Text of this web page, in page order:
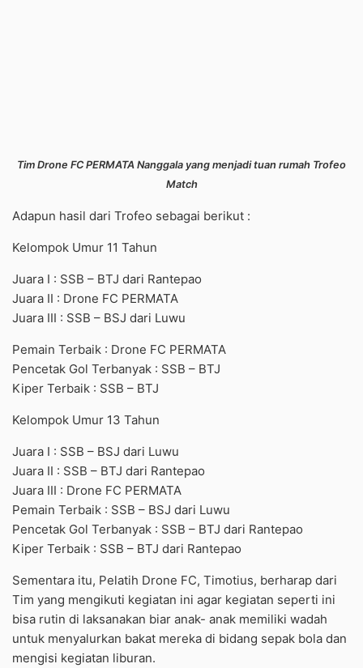
Tim Drone FC PERMATA Nanggala yang menjadi tuan rumah Trofeo
Match
Adapun hasil dari Trofeo sebagai berikut :
Kelompok Umur 11 Tahun
Juara I : SSB – BTJ dari Rantepao
Juara II : Drone FC PERMATA
Juara III : SSB – BSJ dari Luwu
Pemain Terbaik : Drone FC PERMATA
Pencetak Gol Terbanyak : SSB – BTJ
Kiper Terbaik : SSB – BTJ
Kelompok Umur 13 Tahun
Juara I : SSB – BSJ dari Luwu
Juara II : SSB – BTJ dari Rantepao
Juara III : Drone FC PERMATA
Pemain Terbaik : SSB – BSJ dari Luwu
Pencetak Gol Terbanyak : SSB – BTJ dari Rantepao
Kiper Terbaik : SSB – BTJ dari Rantepao
Sementara itu, Pelatih Drone FC, Timotius, berharap dari
Tim yang mengikuti kegiatan ini agar kegiatan seperti ini
bisa rutin di laksanakan biar anak- anak memiliki wadah
untuk menyalurkan bakat mereka di bidang sepak bola dan
mengisi kegiatan liburan.